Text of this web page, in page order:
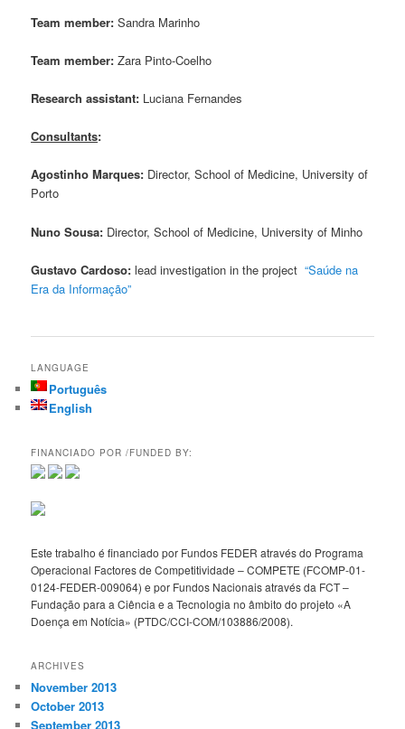
Team member:Sandra Marinho
Team member:Zara Pinto-Coelho
Research assistant: Luciana Fernandes
Consultants:
Agostinho Marques: Director, School of Medicine, University of
Porto
Nuno Sousa: Director, School of Medicine, University of Minho
Gustavo Cardoso: lead investigation in the project“Saúde na
Era da Informação”
LANGUAGE
Português
English
FINANCIADO POR /FUNDED BY:
Este trabalho é financiado por Fundos FEDER através do Programa
Operacional Factores de Competitividade – COMPETE (FCOMP-01-
0124-FEDER-009064) e por Fundos Nacionais através da FCT –
Fundação para a Ciência e a Tecnologia no âmbito do projeto «A
Doença em Notícia» (PTDC/CCI-COM/103886/2008).
ARCHIVES
November 2013
October 2013
September 2013